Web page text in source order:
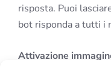
risposta. Puoi
bot risponda a tutti i
Attivazione